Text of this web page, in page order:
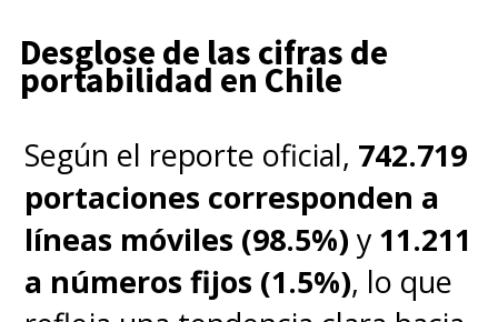
Desglose de las cifras de
portabilidad en Chile
Según el reporte oficial, 742.719
portaciones corresponden a
líneas móviles (98.5%) y 11.211
a números fijos (1.5%), lo que